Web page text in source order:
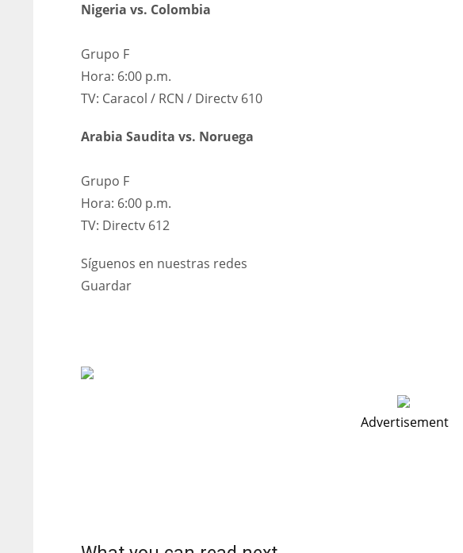
Nigeria vs. Colombia
Grupo F
Hora: 6:00 p.m.
TV: Caracol / RCN / Directv 610
Arabia Saudita vs. Noruega
Grupo F
Hora: 6:00 p.m.
TV: Directv 612
Síguenos en nuestras redes
Guardar
Advertisement